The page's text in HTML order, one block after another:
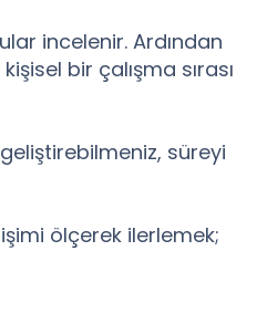
incelenir. Ardından
bir çalışma sırası
süreyi
ölçerek ilerlemek;